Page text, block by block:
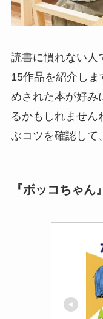
読書に慣れない人
15作品を紹介し
めされた本が好み
るかもしれません
ぶコツを確認して
『ボッコちゃん